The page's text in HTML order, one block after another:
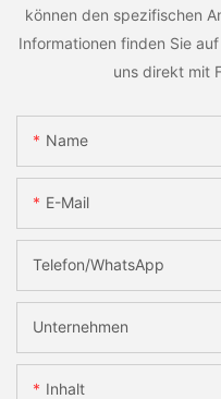
können den spezifischen
Informationen finden Sie
uns direkt mit
Name
E-Mail
Telefon/WhatsApp
Unternehmen
Inhalt